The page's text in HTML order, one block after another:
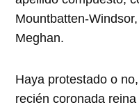
Mountbatten-
Meghan.
Haya protestado o
recién coronada